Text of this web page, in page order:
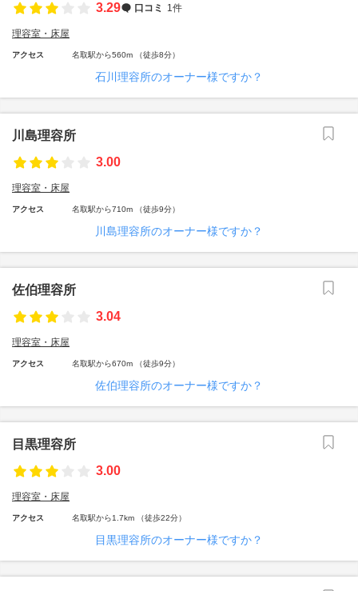
3.29
口コミ 1件
理容室・床屋
アクセス 名取駅から560m （徒歩8分）
石川理容所のオーナー様ですか？
川島理容所
3.00
理容室・床屋
アクセス 名取駅から710m （徒歩9分）
川島理容所のオーナー様ですか？
佐伯理容所
3.04
理容室・床屋
アクセス 名取駅から670m （徒歩9分）
佐伯理容所のオーナー様ですか？
目黒理容所
3.00
理容室・床屋
アクセス 名取駅から1.7km （徒歩22分）
目黒理容所のオーナー様ですか？